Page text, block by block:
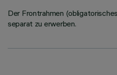
Der Frontrahmen
separat zu erwerben.